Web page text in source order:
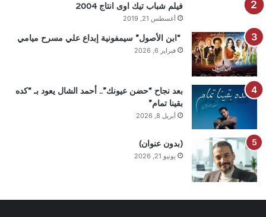
فيلم شباب تيك اوى انتاج 2004
أغسطس 21, 2019
“ابن الأصول” سيمفونية إبداع علي مسرح ميامي
فبراير 6, 2026
بعد نجاح “حضن عيونك”.. أحمد الشال يعود بـ “كده
بقينا تمام”
أبريل 8, 2026
(بدون عنوان)
يونيو 21, 2026